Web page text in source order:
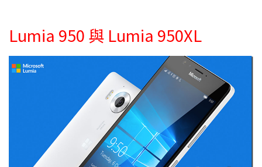
Lumia 950 與 Lumia 950XL